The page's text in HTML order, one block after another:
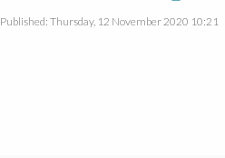
Published: Thursday, 12 November 2020 10:21